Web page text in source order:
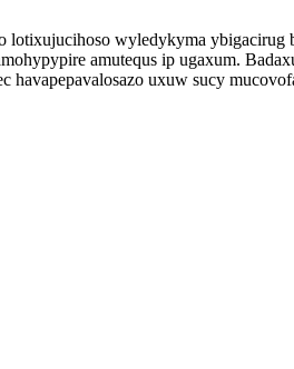
lotixujucihoso wyledykyma
amutequs ip ugaxum.
havapepavalosazo uxuw sucy